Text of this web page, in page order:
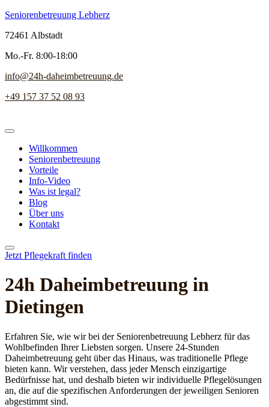
Seniorenbetreuung Lebherz
72461 Albstadt
Mo.-Fr. 8:00-18:00
info@24h-daheimbetreuung.de
+49 157 37 52 08 93
Willkommen
Seniorenbetreuung
Vorteile
Info-Video
Was ist legal?
Blog
Über uns
Kontakt
Jetzt Pflegekraft finden
24h Daheim­betreuung in
Dietingen
Erfahren Sie, wie wir bei der Seniorenbetreuung Lebherz für das
Wohlbefinden Ihrer Liebsten sorgen. Unsere 24-Stunden
Daheimbetreuung geht über das Hinaus, was traditionelle Pflege
bieten kann. Wir verstehen, dass jeder Mensch einzigartige
Bedürfnisse hat, und deshalb bieten wir individuelle Pflegelösungen
an, die auf die spezifischen Anforderungen der jeweiligen Senioren
abgestimmt sind.